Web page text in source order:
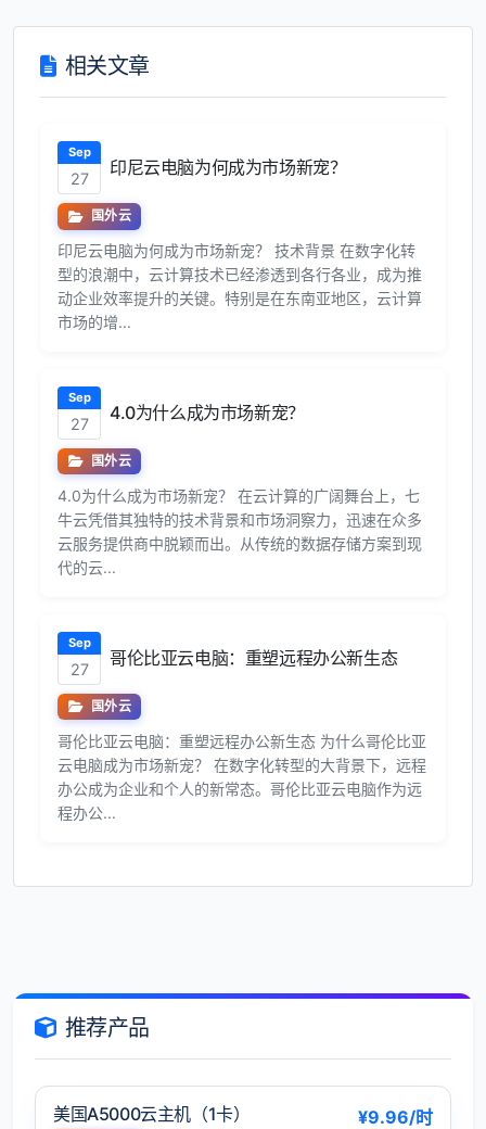
相关文章
Sep
27
印尼云电脑为何成为市场新宠？
国外云
印尼云电脑为何成为市场新宠？ 技术背景 在数字化转
型的浪潮中，云计算技术已经渗透到各行各业，成为推
动企业效率提升的关键。特别是在东南亚地区，云计算
市场的增...
Sep
27
4.0为什么成为市场新宠？
国外云
4.0为什么成为市场新宠？ 在云计算的广阔舞台上，七
牛云凭借其独特的技术背景和市场洞察力，迅速在众多
云服务提供商中脱颖而出。从传统的数据存储方案到现
代的云...
Sep
27
哥伦比亚云电脑：重塑远程办公新生态
国外云
哥伦比亚云电脑：重塑远程办公新生态 为什么哥伦比亚
云电脑成为市场新宠？ 在数字化转型的大背景下，远程
办公成为企业和个人的新常态。哥伦比亚云电脑作为远
程办公...
推荐产品
美国A5000云主机（1卡） ¥9.96/时